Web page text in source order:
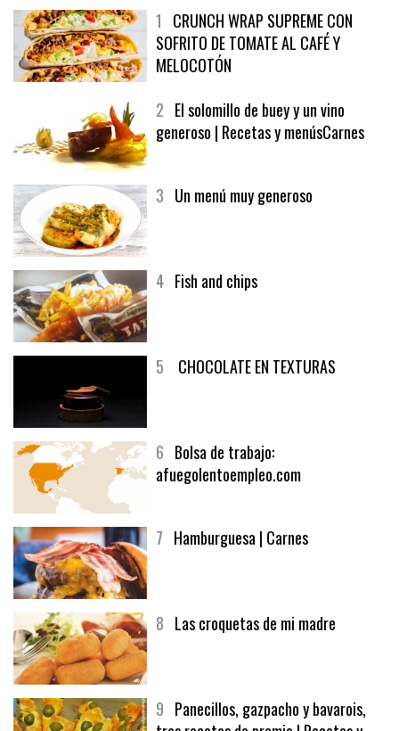
1CRUNCH WRAP SUPREME CON
SOFRITO DE TOMATE AL CAFÉ Y
MELOCOTÓN
2El solomillo de buey y un vino
6Bolsa de trabajo: